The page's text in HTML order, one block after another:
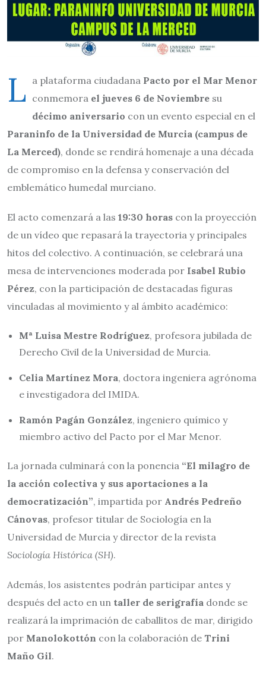
L a plataforma ciudadana Pacto por el Mar Menor
conmemora el jueves 6 de Noviembre su
décimo aniversario con un evento especial en el
Paraninfo de la Universidad de Murcia (campus de
La Merced), donde se rendirá homenaje a una década
de compromiso en la defensa y conservación del
emblemático humedal murciano.
El acto comenzará a las 19:30 horas con la proyección
de un vídeo que repasará la trayectoria y principales
hitos del colectivo. A continuación, se celebrará una
mesa de intervenciones moderada por Isabel Rubio
Pérez, con la participación de destacadas figuras
vinculadas al movimiento y al ámbito académico:
Mª Luisa Mestre Rodríguez, profesora jubilada de
Derecho Civil de la Universidad de Murcia.
Celia Martínez Mora, doctora ingeniera agrónoma
e investigadora del IMIDA.
Ramón Pagán González, ingeniero químico y
miembro activo del Pacto por el Mar Menor.
La jornada culminará con la ponencia “El milagro de
la acción colectiva y sus aportaciones a la
democratización”, impartida por Andrés Pedreño
Cánovas, profesor titular de Sociología en la
Universidad de Murcia y director de la revista
Sociología Histórica (SH).
Además, los asistentes podrán participar antes y
después del acto en un taller de serigrafía donde se
realizará la imprimación de caballitos de mar, dirigido
por Manolokottón con la colaboración de Trini
Maño Gil.